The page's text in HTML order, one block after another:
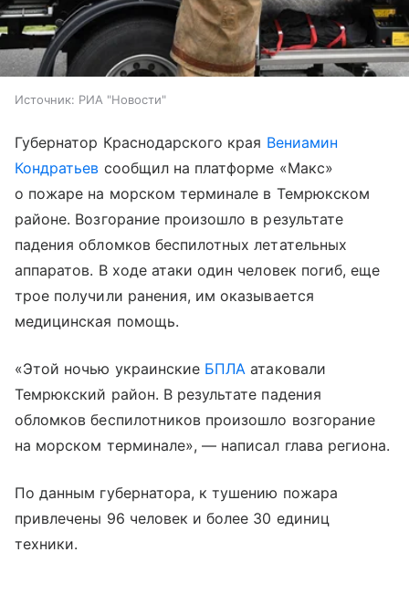
Источник: РИА "Новости"
Губернатор Краснодарского края Вениамин
Кондратьев сообщил на платформе «Макс»
о пожаре на морском терминале в Темрюкском
районе. Возгорание произошло в результате
падения обломков беспилотных летательных
аппаратов. В ходе атаки один человек погиб, еще
трое получили ранения, им оказывается
медицинская помощь.
«Этой ночью украинские БПЛА атаковали
Темрюкский район. В результате падения
обломков беспилотников произошло возгорание
на морском терминале», — написал глава региона.
По данным губернатора, к тушению пожара
привлечены 96 человек и более 30 единиц
техники.